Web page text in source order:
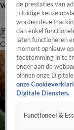
Volg Hart van Nederland
Zoeken
OverzichtRegio
de prestaties van
„Huidige keuze
worden deze
dan enkel
laten functioneren
moment opnieuw
toestemming in te
onder aan de
binnen onze
onze
Digitale Diensten.
Functioneel &